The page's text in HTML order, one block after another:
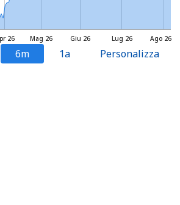
Mag 26 Lug 26
26 Giu 26 Ago 26
6m 1a Personalizza